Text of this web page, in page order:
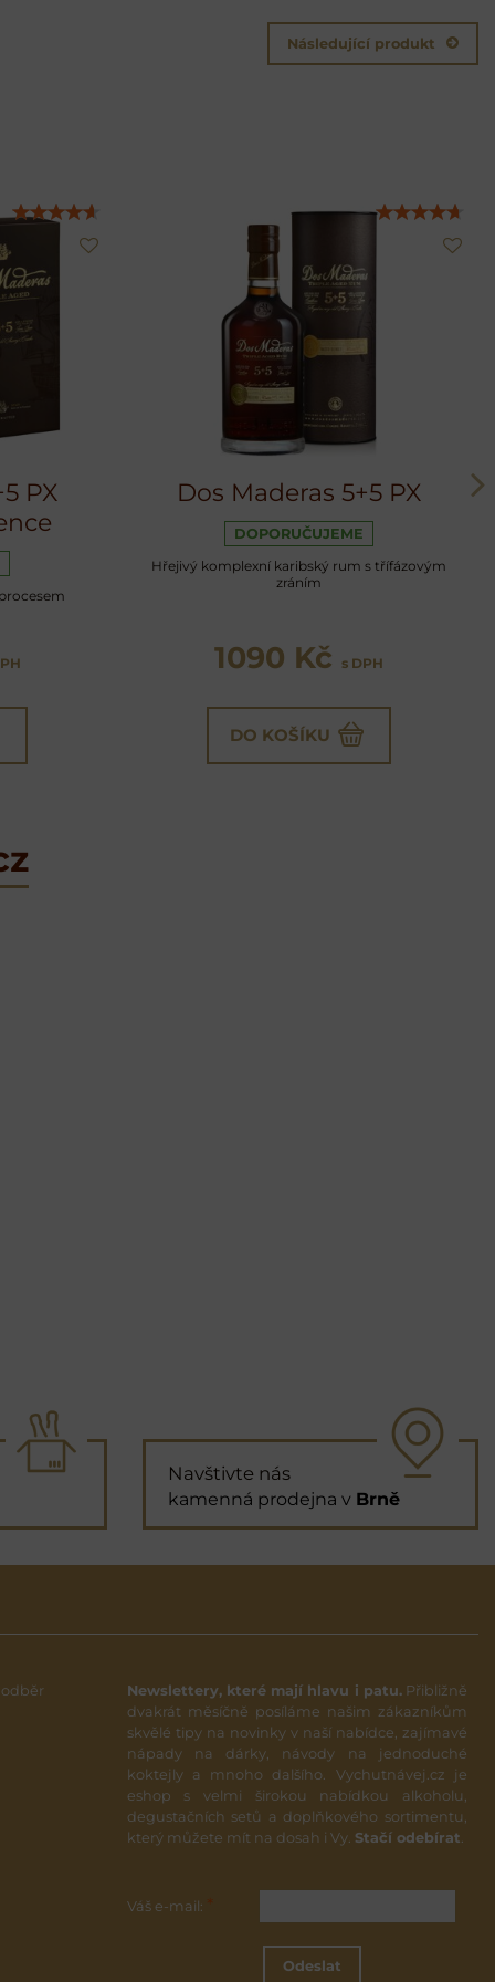
Následující produkt
PX
Dos Maderas 5+5 PX
DOPORUČUJEME
Hřejivý komplexní karibský rum s třífázovým
zráním
1090 Kč s DPH
DO KOŠÍKU
Navštivte nás
kamenná prodejna v Brně
Newslettery, které mají hlavu i patu.Přibližně
dvakrát měsíčně posíláme našim zákazníkům
skvělé tipy na novinky v naší nabídce, zajímavé
nápady na dárky, návody na jednoduché
koktejly a mnoho dalšího. Vychutnávej.cz je
eshop s velmi širokou nabídkou alkoholu,
degustačních setů a doplňkového sortimentu,
který můžete mít na dosah i Vy. Stačí odebírat
Váš e-mail:
Odeslat